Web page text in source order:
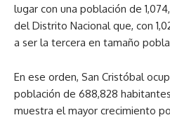
lugar con una población de
del Distrito Nacional que, con
a ser la tercera en tamaño
En ese orden, San Cristóbal
población de 688,828
muestra el mayor crecimiento